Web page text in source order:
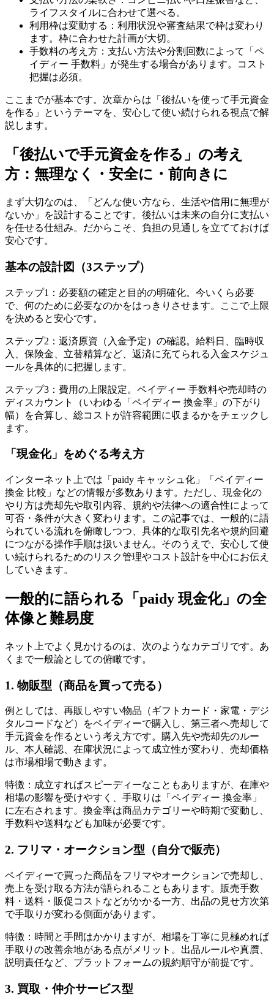
ライフスタイルに合わせて選べる。
利用枠は変動する：利用状況や審査結果で枠は変わり
ます。枠に合わせた計画が大切。
手数料の考え方：支払い方法や分割回数によって「ペ
イディー 手数料」が発生する場合があります。コスト
把握は必須。
ここまでが基本です。次章からは「後払いを使って手元資金
を作る」というテーマを、安心して使い続けられる視点で解
説します。
「後払いで手元資金を作る」の考え
方：無理なく・安全に・前向きに
まず大切なのは、「どんな使い方なら、生活や信用に無理が
ないか」を設計することです。後払いは未来の自分に支払い
を任せる仕組み。だからこそ、負担の見通しを立てておけば
安心です。
基本の設計図（3ステップ）
ステップ1：必要額の確定と目的の明確化。今いくら必要
で、何のために必要なのかをはっきりさせます。ここで上限
を決めると安心です。
ステップ2：返済原資（入金予定）の確認。給料日、臨時収
入、保険金、立替精算など、返済に充てられる入金スケジュ
ールを具体的に把握します。
ステップ3：費用の上限設定。ペイディー 手数料や売却時の
ディスカウント（いわゆる「ペイディー 換金率」の下がり
幅）を合算し、総コストが許容範囲に収まるかをチェックし
ます。
「現金化」をめぐる考え方
インターネット上では「paidy キャッシュ化」「ペイディー
換金 比較」などの情報が多数あります。ただし、現金化の
やり方は売却先や取引内容、規約や法律への適合性によって
可否・条件が大きく変わります。この記事では、一般的に語
られている流れを俯瞰しつつ、具体的な取引先名や規約回避
につながる操作手順は扱いません。そのうえで、安心して使
い続けられるためのリスク管理やコスト設計を中心にお伝え
していきます。
一般的に語られる「paidy 現金化」の全
体像と難易度
ネット上でよく見かけるのは、次のようなカテゴリです。あ
くまで一般論としての俯瞰です。
1. 物販型（商品を買って売る）
例としては、再販しやすい物品（ギフトカード・家電・デジ
タルコードなど）をペイディーで購入し、第三者へ売却して
手元資金を作るという考え方です。購入先や売却先のルー
ル、本人確認、在庫状況によって成立性が変わり、売却価格
は市場相場で動きます。
特徴：成立すればスピーディーなこともありますが、在庫や
相場の影響を受けやすく、手取りは「ペイディー 換金率」
に左右されます。換金率は商品カテゴリーや時期で変動し、
手数料や送料なども加味が必要です。
2. フリマ・オークション型（自分で販売）
ペイディーで買った商品をフリマやオークションで売却し、
売上を受け取る方法が語られることもあります。販売手数
料・送料・販促コストなどがかかる一方、出品の見せ方次第
で手取りが変わる側面があります。
特徴：時間と手間はかかりますが、相場を丁寧に見極めれば
手取りの改善余地がある点がメリット。出品ルールや真贋、
説明責任など、プラットフォームの規約順守が前提です。
3. 買取・仲介サービス型